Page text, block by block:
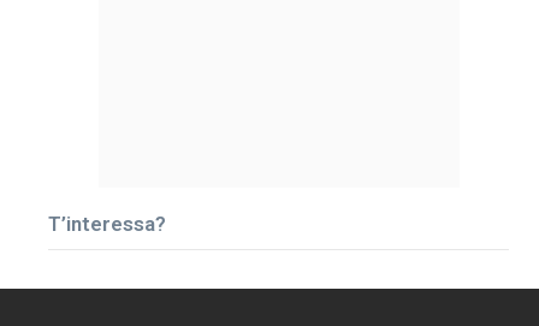
T’interessa?